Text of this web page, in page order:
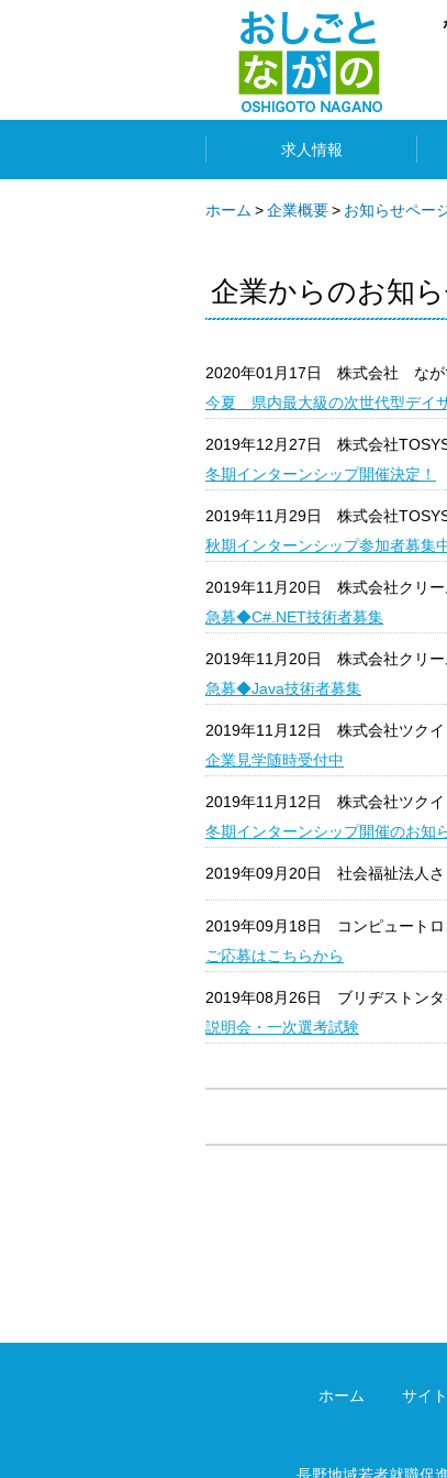
求人情報
ホーム 企業概要 お知らせペー
企業からのお知
2020年01月17日
株式会社 なが
今夏 県内最大級の次世代型デイ
2019年12月27日
株式会社
冬期インターンシップ開催決定！
2019年11月29日
株式会社
秋期インターンシップ参加者募集
2019年11月20日
株式会社クリー
急募◆C#.NET技術者募集
2019年11月20日
株式会社クリー
急募◆Java技術者募集
2019年11月12日
株式会社ツクイ
企業見学随時受付中
2019年11月12日
株式会社ツクイ
冬期インターンシップ開催のお知
2019年09月20日 社会福祉法人
2019年09月18日
コンピュート
ご応募はこちらから
2019年08月26日
ブリヂストン
説明会・一次選考試験
ホーム サイ